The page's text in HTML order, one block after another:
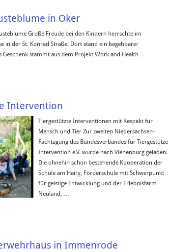
in Oker
Große Freude bei den Kindern herrschte im
in der St. Konrad Straße. Dort stand ein begehbarer
Geschenk stammt aus dem Projekt Work and Health …
Intervention
Tiergestützte Interventionen mit Respekt für
Mensch und Tier Zur zweiten Niedersachsen-
Fachtagung des Bundesverbandes für Tiergestütze
Intervention e.V. wurde nach Vienenburg geladen.
Die ohnehin schon bestehende Kooperation der
Schule am Harly, Förderschule mit Schwerpunkt
für geistige Entwicklung und der Erlebnisfarm
Neuland, …
in Immenrode